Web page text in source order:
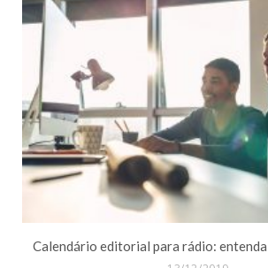
Calendário editorial para rádio: